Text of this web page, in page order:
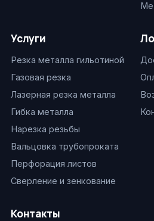
Услуги
Резка металла гильотиной
Газовая резка
Лазерная резка металла
Гибка металла
Нарезка резьбы
Вальцовка трубопроката
Перфорация листов
Сверление и зенкование
Контакты